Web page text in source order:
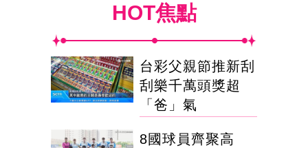
HOT焦點
台彩父親節推新刮
刮樂千萬頭獎超
「爸」氣
8國球員齊聚高